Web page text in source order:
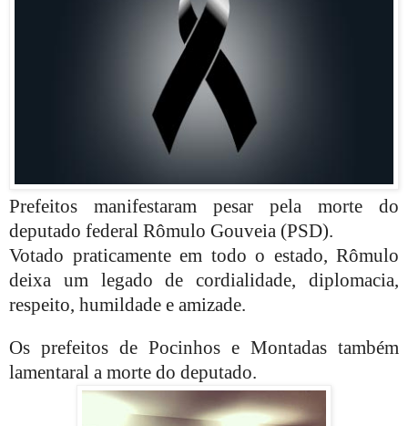
Prefeitos manifestaram pesar pela morte do
deputado federal Rômulo Gouveia (PSD).
Votado praticamente em todo o estado, Rômulo
deixa um legado de cordialidade, diplomacia,
respeito, humildade e amizade.
Os prefeitos de Pocinhos e Montadas também
lamentaral a morte do deputado.